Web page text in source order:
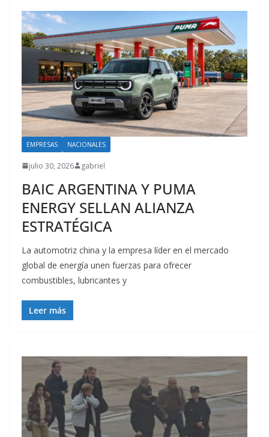
EMPRESAS NACIONALES
julio 30, 2026 gabriel
BAIC ARGENTINA Y PUMA
ENERGY SELLAN ALIANZA
ESTRATÉGICA
La automotriz china y la empresa líder en el mercado
global de energía unen fuerzas para ofrecer
combustibles, lubricantes y
Leer más